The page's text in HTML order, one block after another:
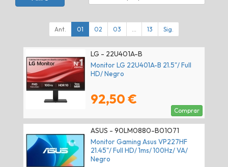
Ant. 01 02 03 ... 13 Sig.
LG - 22U401A-B
Monitor LG 22U401A-B 21.5"/ Full
HD/ Negro
92,50 €
Comprar
ASUS - 90LM0880-B01O71
Monitor Gaming Asus VP227HF
21.45"/ Full HD/ 1ms/ 100Hz/ VA/
Negro